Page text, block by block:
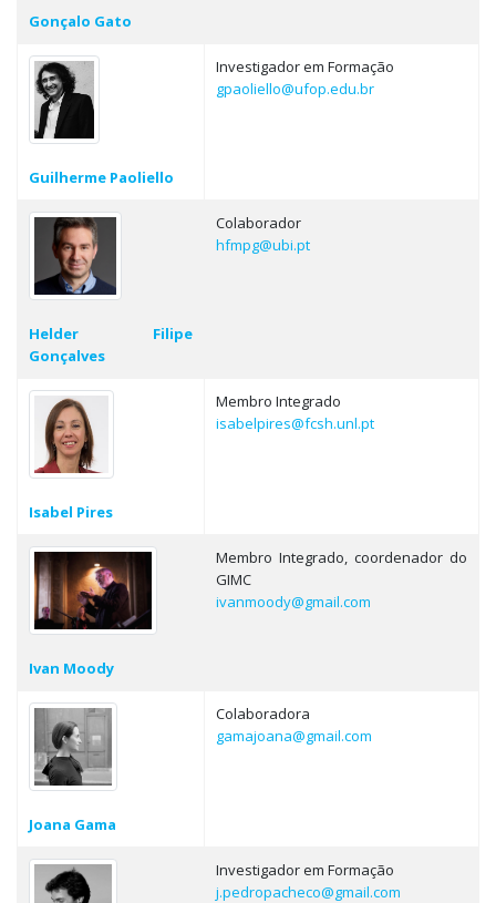
Gonçalo Gato
Guilherme Paoliello
Investigador em Formação
gpaoliello@ufop.edu.br
Helder Filipe
Gonçalves
Colaborador
hfmpg@ubi.pt
Isabel Pires
Membro Integrado
isabelpires@fcsh.unl.pt
Ivan Moody
Membro Integrado, coordenador do
GIMC
ivanmoody@gmail.com
Joana Gama
Colaboradora
gamajoana@gmail.com
Investigador em Formação
j.pedropacheco@gmail.com